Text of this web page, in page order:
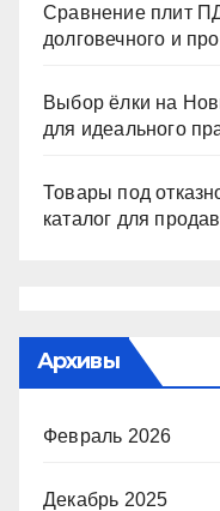
Сравнение плит
долговечного и
Выбор ёлки на
для идеального
Товары под
каталог для
Архивы
Февраль 2026
Декабрь 2025